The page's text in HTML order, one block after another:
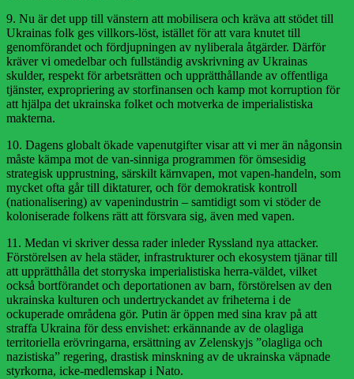
9. Nu är det upp till vänstern att mobilisera och kräva att stödet till
Ukrainas folk ges villkors-löst, istället för att vara knutet till
genomförandet och fördjupningen av nyliberala åtgärder. Därför
kräver vi omedelbar och fullständig avskrivning av Ukrainas
skulder, respekt för arbetsrätten och upprätthållande av offentliga
tjänster, expropriering av storfinansen och kamp mot korruption för
att hjälpa det ukrainska folket och motverka de imperialistiska
makterna.
10. Dagens globalt ökade vapenutgifter visar att vi mer än någonsin
måste kämpa mot de van-sinniga programmen för ömsesidig
strategisk upprustning, särskilt kärnvapen, mot vapen-handeln, som
mycket ofta går till diktaturer, och för demokratisk kontroll
(nationalisering) av vapenindustrin – samtidigt som vi stöder de
koloniserade folkens rätt att försvara sig, även med vapen.
11. Medan vi skriver dessa rader inleder Ryssland nya attacker.
Förstörelsen av hela städer, infrastrukturer och ekosystem tjänar till
att upprätthålla det storryska imperialistiska herra-väldet, vilket
också bortförandet och deportationen av barn, förstörelsen av den
ukrainska kulturen och undertryckandet av friheterna i de
ockuperade områdena gör. Putin är öppen med sina krav på att
straffa Ukraina för dess envishet: erkännande av de olagliga
territoriella erövringarna, ersättning av Zelenskyjs ”olagliga och
nazistiska” regering, drastisk minskning av de ukrainska väpnade
styrkorna, icke-medlemskap i Nato.